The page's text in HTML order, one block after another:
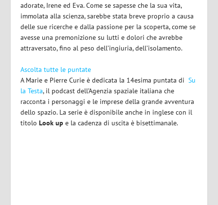
adorate, Irene ed Eva. Come se sapesse che la sua vita,
immolata alla scienza, sarebbe stata breve proprio a causa
delle sue ricerche e dalla passione per la scoperta, come se
avesse una premonizione su lutti e dolori che avrebbe
attraversato, fino al peso dell’ingiuria, dell’isolamento.
Ascolta tutte le puntate
A Marie e Pierre Curie è dedicata la 14esima puntata diSu
la Testa, il podcast dell’Agenzia spaziale italiana che
racconta i personaggi e le imprese della grande avventura
dello spazio. La serie è disponibile anche in inglese con il
titoloLook up e la cadenza di uscita è bisettimanale.